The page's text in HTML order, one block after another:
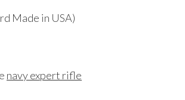
Made in USA)
navy expert rifle